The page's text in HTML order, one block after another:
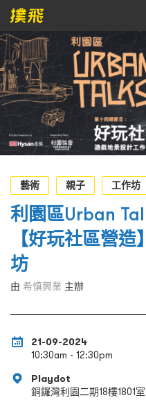
節目
主辦單位
關於撲飛
條款及細則
EN
藝術
親子 工作坊
利園區Urban
【好玩社區營
坊
由 希慎興業 主辦
21-09-2024
10:30am - 12:30pm
Playdot
銅鑼灣利園二期18樓1801室